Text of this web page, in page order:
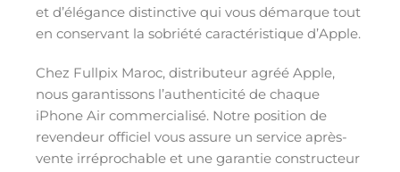
et d’élégance distinctive qui vous démarque tout
en conservant la sobriété caractéristique d’Apple.
Chez Fullpix Maroc, distributeur agréé Apple,
nous garantissons l’authenticité de chaque
iPhone Air commercialisé. Notre position de
revendeur officiel vous assure un service après-
vente irréprochable et une garantie constructeur